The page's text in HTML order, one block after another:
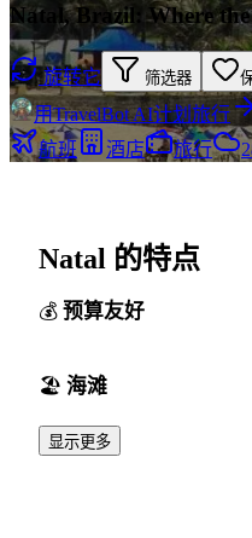
Natal, Brazil: Where
旋转它 筛选器
用TravelBot AI计划旅行
航班
酒店 旅行
Natal 的特点
预算友好
海滩
显示更多